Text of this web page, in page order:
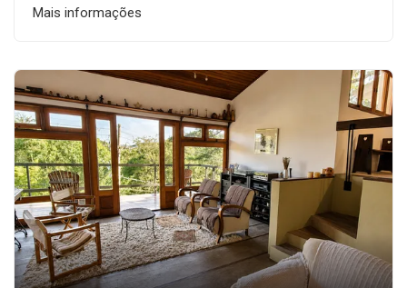
Mais informações